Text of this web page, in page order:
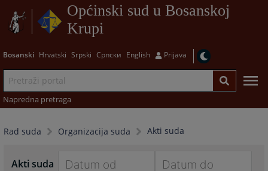
Općinski sud u Bosanskoj
Krupi
Bosanski Hrvatski Srpski Српски English Prijava
Napredna pretraga
Rad suda Organizacija suda Akti suda
Akti suda